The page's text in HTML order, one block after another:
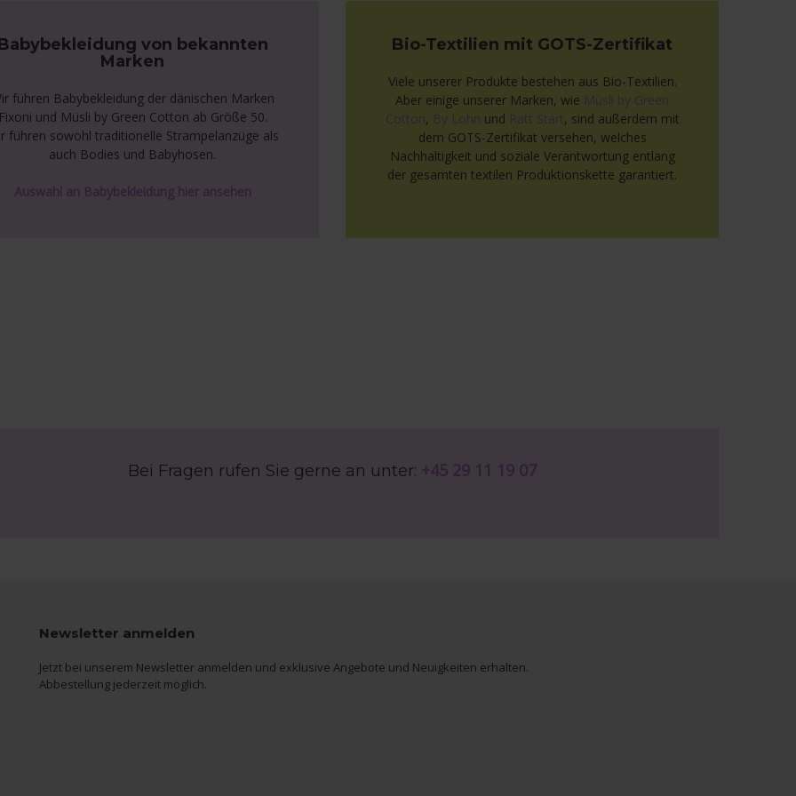
von bekannten
Marken
führen Babybekleidung der dänischen Marken
und Müsli by Green Cotton ab Größe 50.
führen sowohl traditionelle Strampelanzüge als
auch Bodies und Babyhosen.
Auswahl an Babybekleidung hier ansehen
Bio-Textilien mit GOTS-Zertifikat
Viele unserer Produkte bestehen aus Bio-Textilien.
Aber einige unserer Marken, wie Müsli by Green
Cotton, By Lohn und Rätt Start, sind außerdem mit
dem GOTS-Zertifikat versehen, welches
Nachhaltigkeit und soziale Verantwortung entlang
der gesamten textilen Produktionskette garantiert.
Bei Fragen rufen Sie gerne an unter: +45 29 11 19 07
Newsletter anmelden
Jetzt bei unserem Newsletter anmelden und exklusive Angebote und Neuigkeiten erhalten.
Abbestellung jederzeit möglich.